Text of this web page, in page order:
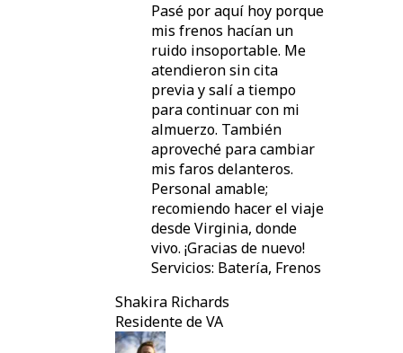
Pasé por aquí hoy porque
mis frenos hacían un
ruido insoportable. Me
atendieron sin cita
previa y salí a tiempo
para continuar con mi
almuerzo. También
aproveché para cambiar
mis faros delanteros.
Personal amable;
recomiendo hacer el viaje
desde Virginia, donde
vivo. ¡Gracias de nuevo!
Servicios: Batería, Frenos
Shakira Richards
Residente de VA